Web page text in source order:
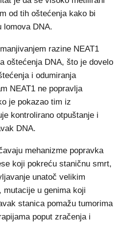
od tih oštećenja kako bi
lomova DNA.
razine NEAT1
oštećenja DNA, što je dovelo
i odumiranja
NEAT1 ne popravlja
je pokazao tim iz
kontrolirano otpuštanje i
DNA.
mehanizme popravka
koji pokreću staničnu smrt,
unatoč velikim
u genima koji
stanica pomažu tumorima
poput zračenja i